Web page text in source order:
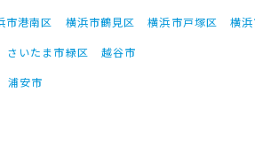
市港南区 横浜市鶴見区 横浜市戸塚区
横
さいたま市緑区
越谷市
浦安市